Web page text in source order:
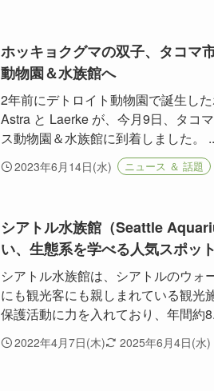
ホッキョクグマの双子、タコマ
動物園＆水族館へ
2年前にデトロイト動物園で誕生し
Astra と Laerke が、今月9日、タコ
ス動物園＆水族館に到着しました。
2023年6月14日(水) ニュース ＆ 話題
シアトル水族館（Seattle
い、生態系を学べる人気スポット
シアトル水族館は、シアトルのウォ
にも観光客にも親しまれている観光
保護活動に力を入れており、年間約
2022年4月7日(木) 2025年6月4日(水)